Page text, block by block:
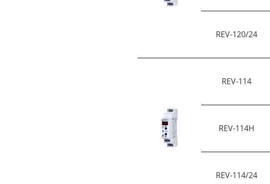
REV-120/24
REV-114
REV-114Н
REV-114/24